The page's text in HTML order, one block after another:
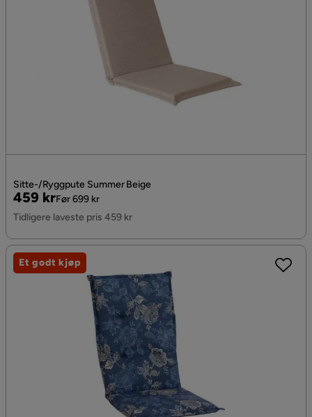
Sitte-/Ryggpute Summer Beige
Pris
459 kr
Original
Pris
Før 699 kr
Tidligere laveste pris 459 kr
Et godt kjøp